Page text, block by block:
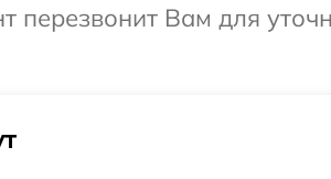
перезвонит Вам для